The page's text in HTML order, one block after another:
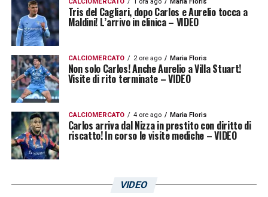
Tris del Cagliari, dopo Carlos e Aurelio tocca a
Maldini! L’arrivo in clinica – VIDEO
CALCIOMERCATO 2 ore ago Maria Floris
Non solo Carlos! Anche Aurelio a Villa Stuart!
Visite di rito terminate – VIDEO
CALCIOMERCATO 4 ore ago Maria Floris
Carlos arriva dal Nizza in prestito con diritto di
riscatto! In corso le visite mediche – VIDEO
VIDEO